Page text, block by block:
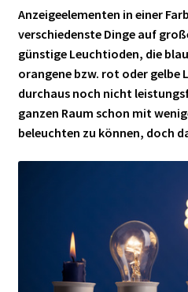
Anzeigeelementen in einer
verschiedenste Dinge auf
günstige Leuchtioden, die
orangene bzw. rot oder gelbe
durchaus noch nicht
ganzen Raum schon mit
beleuchten zu können, doch